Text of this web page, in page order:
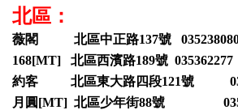
北區：
薇閣 北區中正路137號
168[MT] 北區西濱路189號 035362277
約客 北區東大路四段121號
月圓[MT] 北區少年街88號